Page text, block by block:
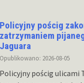
Policyjny pościg
zatrzymaniem
Jaguara
Opublikowano: 2026-08-05
Policyjny pościg ulicami